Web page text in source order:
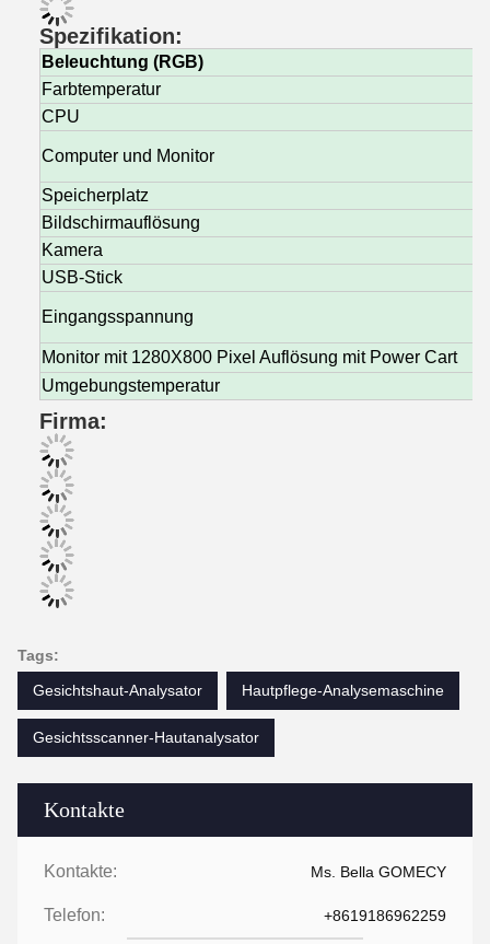
Kontakte
Kontakte: Ms. Bella GOMECY
Telefon: +8619186962259
Spezifikation:
Beleuchtung (RGB)
Farbtemperatur
CPU
Computer und Monitor
Speicherplatz
Bildschirmauflösung
Kamera
USB-Stick
Eingangsspannung
Monitor mit 1280X800 Pixel Auflösung mit Power Cart
Umgebungstemperatur
Firma:
Tags:
Gesichtshaut-Analysator
Hautpflege-Analysemaschine
Gesichtsscanner-Hautanalysator